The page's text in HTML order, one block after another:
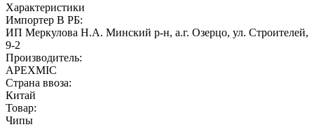
Характеристики
Импортер В РБ:
ИП Меркулова Н.А. Минский р-н, а.г. Озерцо, ул. Строителей,
9-2
Производитель:
APEXMIC
Страна ввоза:
Китай
Товар:
Чипы